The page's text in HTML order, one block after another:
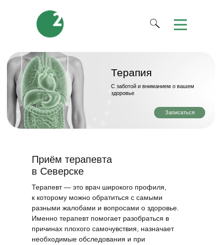
Терапия
С заботой и вниманием о вашем
здоровье
Терапевт — это врач широкого профиля,
к которому можно обратиться с самыми
разными жалобами и вопросами о здоровье.
Именно терапевт помогает разобраться в
причинах плохого самочувствия, назначает
необходимые обследования и при
Приём терапевта
в Северске